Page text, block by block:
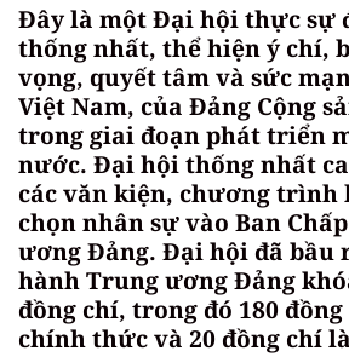
Đây là một Đại hội thực sự
thống nhất, thể hiện ý chí,
vọng, quyết tâm và sức
Việt Nam, của Đảng Cộng
trong giai đoạn phát triển
nước. Đại hội thống nhất
các văn kiện, chương trình
chọn nhân sự vào Ban
ương Đảng. Đại hội đã bầu
hành Trung ương Đảng
đồng chí, trong đó 180
chính thức và 20 đồng chí